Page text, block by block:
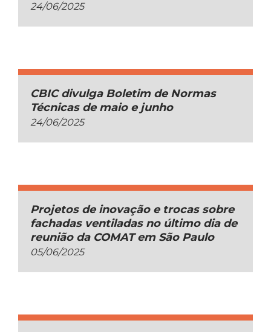
24/06/2025
CBIC divulga Boletim de Normas
Técnicas de maio e junho
24/06/2025
Projetos de inovação e trocas sobre
fachadas ventiladas no último dia de
reunião da COMAT em São Paulo
05/06/2025